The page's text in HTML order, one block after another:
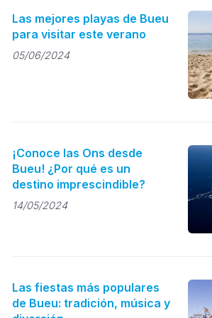
Las mejores playas de Bueu
para visitar este verano
05/06/2024
¡Conoce las Ons desde
Bueu! ¿Por qué es un
destino imprescindible?
14/05/2024
Las fiestas más populares
de Bueu: tradición, música y